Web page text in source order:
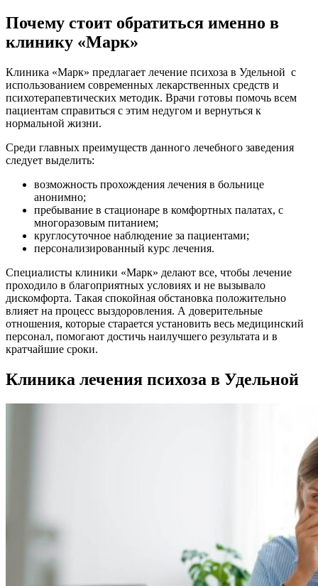
Почему стоит обратиться именно в
клинику «Марк»
Клиника «Марк» предлагает лечение психоза в Удельной с
использованием современных лекарственных средств и
психотерапевтических методик. Врачи готовы помочь всем
пациентам справиться с этим недугом и вернуться к
нормальной жизни.
Среди главных преимуществ данного лечебного заведения
следует выделить:
возможность прохождения лечения в больнице
анонимно;
пребывание в стационаре в комфортных палатах, с
многоразовым питанием;
круглосуточное наблюдение за пациентами;
персонализированный курс лечения.
Специалисты клиники «Марк» делают все, чтобы лечение
проходило в благоприятных условиях и не вызывало
дискомфорта. Такая спокойная обстановка положительно
влияет на процесс выздоровления. А доверительные
отношения, которые старается установить весь медицинский
персонал, помогают достичь наилучшего результата и в
кратчайшие сроки.
Клиника лечения психоза в Удельной